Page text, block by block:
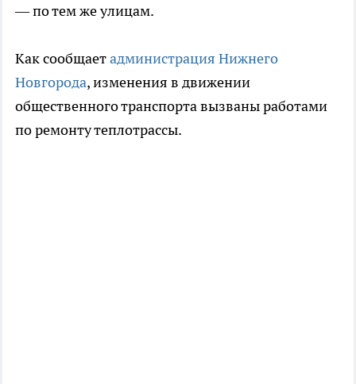
— по тем же улицам.
Как сообщаетадминистрация Нижнего
Новгорода, изменения в движении
общественного транспорта вызваны работами
по ремонту теплотрассы.